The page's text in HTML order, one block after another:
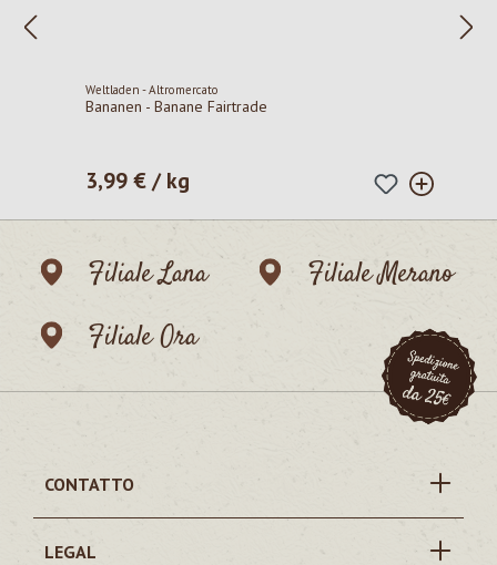
Weltladen - Altromercato
Bananen - Banane Fairtrade
Prezzo normale:
3,99 € / kg
Filiale Lana
Filiale Merano
Filiale Ora
CONTATTO
LEGAL